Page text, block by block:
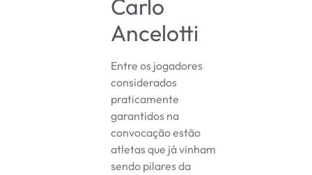
Carlo
Ancelotti
Entre os jogadores
considerados
praticamente
garantidos na
convocação estão
atletas que já vinham
sendo pilares da